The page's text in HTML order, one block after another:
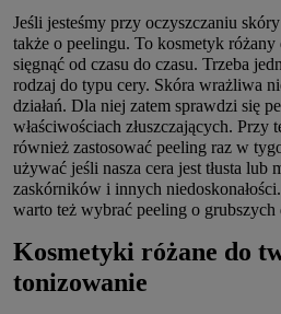
Jeśli jesteśmy przy oczyszczaniu
także o peelingu. To kosmetyk
sięgnąć od czasu do czasu. Trzeba
rodzaj do typu cery. Skóra wrażliwa
działań. Dla niej zatem sprawdzi się
właściwościach złuszczających. Przy
również zastosować peeling raz w
używać jeśli nasza cera jest tłusta lub
zaskórników i innych
warto też wybrać peeling o grubszych
Kosmetyki różane do
tonizowanie